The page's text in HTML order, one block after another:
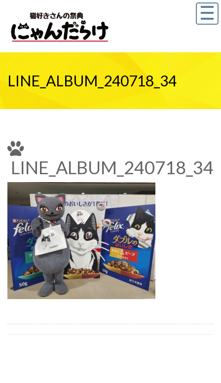
LINE_ALBUM_240718_34
LINE_ALBUM_240718_34